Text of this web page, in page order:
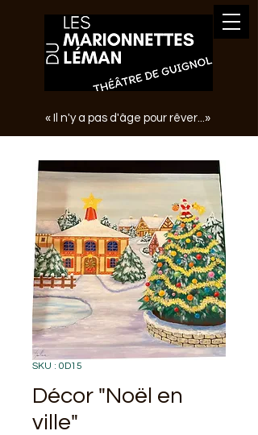
« Il n'y a pas d'âge pour rêver...»
SKU : 0D15
Décor "Noël en
ville"